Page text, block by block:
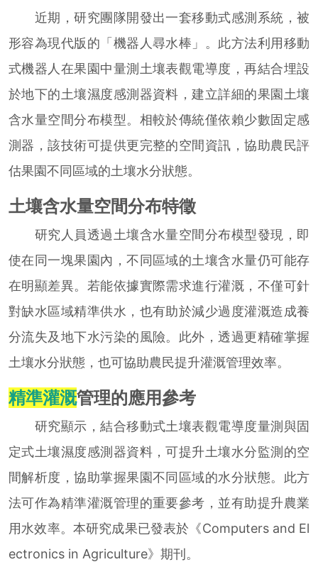
近期，研究團隊開發出一套移動式感測系統，被
形容為現代版的「機器人尋水棒」。此方法利用移動
式機器人在果園中量測土壤表觀電導度，再結合埋設
於地下的土壤濕度感測器資料，建立詳細的果園土壤
含水量空間分布模型。相較於傳統僅依賴少數固定感
測器，該技術可提供更完整的空間資訊，協助農民評
估果園不同區域的土壤水分狀態。
土壤含水量空間分布特徵
研究人員透過土壤含水量空間分布模型發現，即
使在同一塊果園內，不同區域的土壤含水量仍可能存
在明顯差異。若能依據實際需求進行灌溉，不僅可針
對缺水區域精準供水，也有助於減少過度灌溉造成養
分流失及地下水污染的風險。此外，透過更精確掌握
土壤水分狀態，也可協助農民提升灌溉管理效率。
精準灌溉管理的應用參考
研究顯示，結合移動式土壤表觀電導度量測與固
定式土壤濕度感測器資料，可提升土壤水分監測的空
間解析度，協助掌握果園不同區域的水分狀態。此方
法可作為精準灌溉管理的重要參考，並有助提升農業
用水效率。本研究成果已發表於《Computers and El
ectronics in Agriculture》期刊。